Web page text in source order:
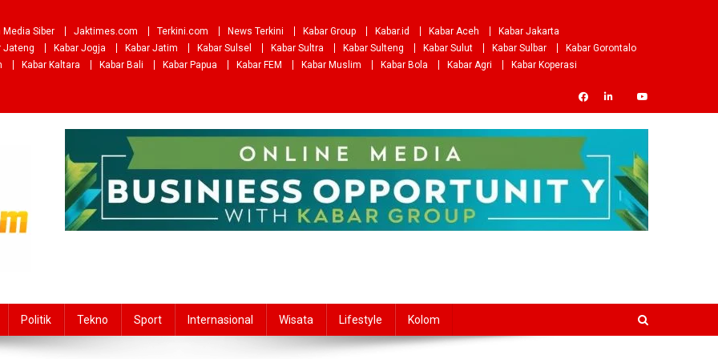
Media Siber Jaktimes.com Terkini.com News Terkini Kabar Group Kabar.id Kabar Aceh
Kabar Jakarta
Jateng Kabar Jogja Kabar Jatim Kabar Sulsel Kabar Sultra Kabar Sulteng Kabar Sulut Kabar Sulbar
Kabar Gorontalo
Kabar Kaltara Kabar Bali Kabar Papua Kabar FEM Kabar Muslim Kabar Bola Kabar Agri
Kabar Koperasi
Politik Tekno Sport Internasional Wisata Lifestyle Kolom